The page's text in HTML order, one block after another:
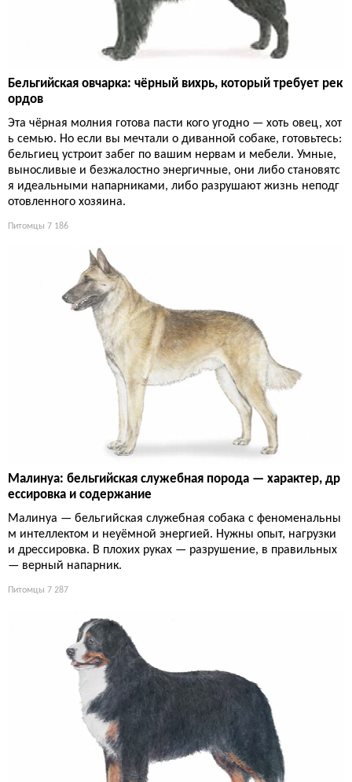
Бельгийская овчарка: чёрный вихрь, который требует рек
ордов
Эта чёрная молния готова пасти кого угодно — хоть овец, хот
ь семью. Но если вы мечтали о диванной собаке, готовьтесь:
бельгиец устроит забег по вашим нервам и мебели. Умные,
выносливые и безжалостно энергичные, они либо становятс
я идеальными напарниками, либо разрушают жизнь неподг
отовленного хозяина.
Питомцы 7 186
Малинуа: бельгийская служебная порода — характер, др
ессировка и содержание
Малинуа — бельгийская служебная собака с феноменальны
м интеллектом и неуёмной энергией. Нужны опыт, нагрузки
и дрессировка. В плохих руках — разрушение, в правильных
— верный напарник.
Питомцы 7 287